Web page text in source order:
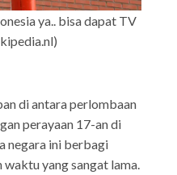
ya.. bisa dapat TV
di antara perlombaan
perayaan 17-an di
negara ini berbagi
yang sangat lama.